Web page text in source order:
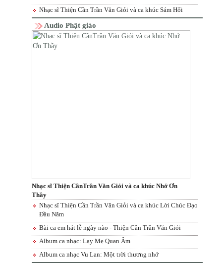
Nhạc sĩ Thiện Cần Trần Văn Giỏi và ca khúc Sám Hối
Audio Phật giáo
Nhạc sĩ Thiện CầnTrần Văn Giỏi và ca khúc Nhớ Ơn
Thầy
Nhạc sĩ Thiện Cần Trần Văn Giỏi và ca khúc Lời Chúc Đạo
Đầu Năm
Bài ca em hát lễ ngày nào - Thiện Cần Trần Văn Giỏi
Album ca nhạc: Lạy Mẹ Quan Âm
Album ca nhạc Vu Lan: Một trời thương nhớ